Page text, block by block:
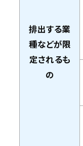
排出する業
種などが限
定されるも
の